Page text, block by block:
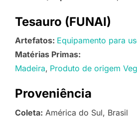
Tesauro (FUNAI)
Artefatos: Equipamento para
Matérias Primas:
Madeira Produto de origem
Proveniência
Coleta: América do Sul, Brasil